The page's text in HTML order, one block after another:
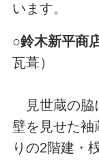
います。
○鈴木新平商
瓦葺）
見世蔵の脇
壁を見せた袖
りの2階建・